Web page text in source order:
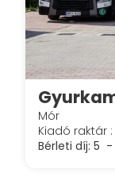
Mór
Kiadó raktár
Bérleti díj: 5 -